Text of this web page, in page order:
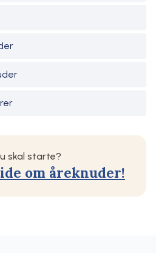
skal starte?
om åreknuder!